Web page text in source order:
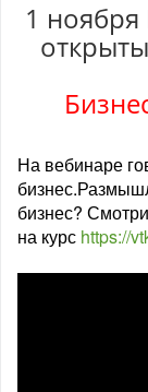
1
На вебинаре
бизнес?
на курс https://